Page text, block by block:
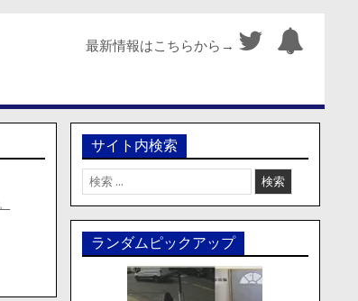
最新情報はこちらから→
サイト内検索
検
索:
ランダムピックアップ